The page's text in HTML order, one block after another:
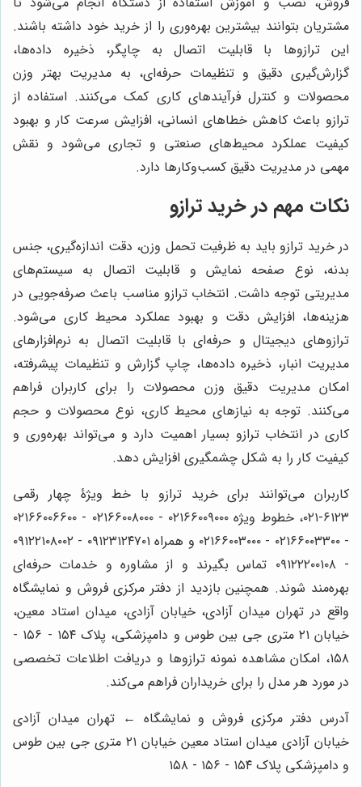
مشتریان بتوانند بیشترین بهره‌وری را از خرید خود داشته باشند.
این ترازوها با قابلیت اتصال به چاپگر، ذخیره داده‌ها،
گزارش‌گیری دقیق و تنظیمات حرفه‌ای، به مدیریت بهتر وزن
محصولات و کنترل فرآیندهای کاری کمک می‌کنند. استفاده از
ترازو باعث کاهش خطاهای انسانی، افزایش سرعت کار و بهبود
کیفیت عملکرد محیط‌های صنعتی و تجاری می‌شود و نقش
مهمی در مدیریت دقیق کسب‌وکارها دارد.
نکات مهم در خرید ترازو
در خرید ترازو باید به ظرفیت تحمل وزن، دقت اندازه‌گیری، جنس
بدنه، نوع صفحه نمایش و قابلیت اتصال به سیستم‌های
مدیریتی توجه داشت. انتخاب ترازو مناسب باعث صرفه‌جویی در
هزینه‌ها، افزایش دقت و بهبود عملکرد محیط کاری می‌شود.
ترازوهای دیجیتال و حرفه‌ای با قابلیت اتصال به نرم‌افزارهای
مدیریت انبار، ذخیره داده‌ها، چاپ گزارش و تنظیمات پیشرفته،
امکان مدیریت دقیق وزن محصولات را برای کاربران فراهم
می‌کنند. توجه به نیازهای محیط کاری، نوع محصولات و حجم
کاری در انتخاب ترازو بسیار اهمیت دارد و می‌تواند بهره‌وری و
کیفیت کار را به شکل چشمگیری افزایش دهد.
کاربران می‌توانند برای خرید ترازو با خط ویژۀ چهار رقمی
۶۱۲۳-۰۲۱، خطوط ویژه ۰۲۱۶۶۰۰۹۰۰۰ - ۰۲۱۶۶۰۰۸۰۰۰ - ۰۲۱۶۶۰۰۶۶۰۰
- ۰۲۱۶۶۰۰۳۳۰۰ - ۰۲۱۶۶۰۰۳۰۰۰ و همراه ۰۹۱۲۳۱۲۴۷۰۱ - ۰۹۱۲۲۱۰۸۰۰۲
- ۰۹۱۲۲۲۰۰۱۰۸ تماس بگیرند و از مشاوره و خدمات حرفه‌ای
بهره‌مند شوند. همچنین بازدید از دفتر مرکزی فروش و نمایشگاه
واقع در تهران میدان آزادی، خیابان آزادی، میدان استاد معین،
خیابان ۲۱ متری جی بین طوس و دامپزشکی، پلاک ۱۵۴ - ۱۵۶ -
۱۵۸، امکان مشاهده نمونه ترازوها و دریافت اطلاعات تخصصی
در مورد هر مدل را برای خریداران فراهم می‌کند.
آدرس دفتر مرکزی فروش و نمایشگاه ← تهران میدان آزادی
خیابان آزادی میدان استاد معین خیابان ۲۱ متری جی بین طوس
و دامپزشکی پلاک ۱۵۴ - ۱۵۶ - ۱۵۸